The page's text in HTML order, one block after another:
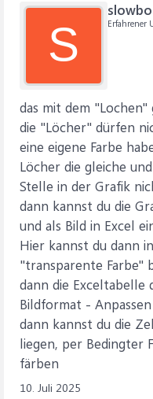
S Erfahrener
das mit dem "Lochen"
die "Löcher" dürfen
eine eigene Farbe
Löcher die gleiche
Stelle in der Grafik
dann kannst du die
und als Bild in Excel
Hier kannst du dann
"transparente Farbe"
dann die Exceltabelle
Bildformat -
dann kannst du die
liegen, per Bedingter
färben
10. Juli 2025